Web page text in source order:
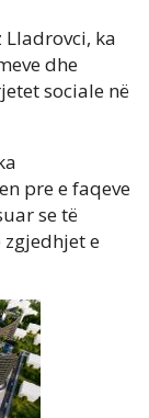
Lladrovci, ka
dhe
sociale në
pre e faqeve
se të
e